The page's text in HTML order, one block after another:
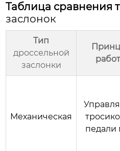
Таблица сравнения
заслонок
Тип
дроссельной
заслонки
Механическая
педали